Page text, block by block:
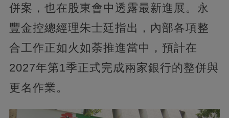
併案，也在股東會中透露最新進展。永
豐金控總經理朱士廷指出，內部各項整
合工作正如火如荼推進當中，預計在
2027年第1季正式完成兩家銀行的整併與
更名作業。